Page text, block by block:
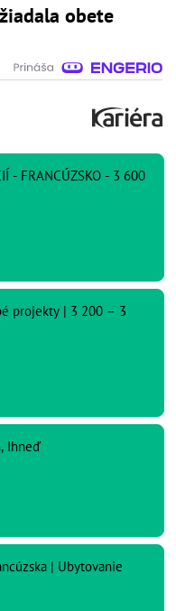
obete
- FRANCÚZSKO - 3 600
projekty | 3 200 – 3
Ihneď
| Ubytovanie